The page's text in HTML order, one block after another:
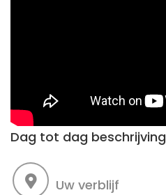
Dag tot dag beschrijving
Uw verblijf